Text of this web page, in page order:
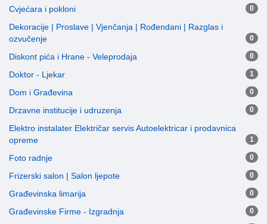
Cvjećara i pokloni 0
Dekoracije | Proslave | Vjenčanja | Rođendani | Razglas i
ozvučenje
0
Diskont pića i Hrane - Veleprodaja 0
Doktor - Ljekar 1
Dom i Građevina 0
Drzavne institucije i udruzenja 0
Elektro instalater Električar servis Autoelektricar i prodavnica
opreme
1
Foto radnje 0
Frizerski salon | Salon ljepote 0
Građevinska limarija 0
Građevinske Firme - Izgradnja 0